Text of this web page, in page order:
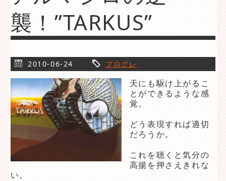
襲！”TARKUS”
2010-06-24 プログレ
天にも駆け上がるこ
とができるような感
覚。
どう表現すれば適切
だろうか。
これを聴くと気分の
高揚を押さえきれな
い。